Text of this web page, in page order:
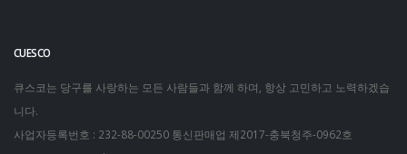
CUESCO
큐스코는 당구를 사랑하는 모든 사람들과 함께 하며, 항상 고민하고 노력하겠습
니다.
사업자등록번호 : 232-88-00250 통신판매업 제2017-충북청주-0962호